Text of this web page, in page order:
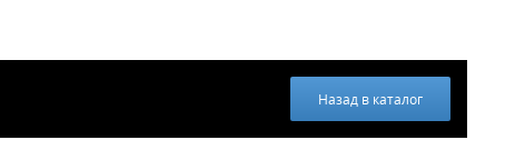
Назад в каталог